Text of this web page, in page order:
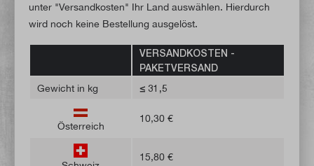
unter "Versandkosten" Ihr Land auswählen. Hierdurch
wird noch keine Bestellung ausgelöst.
VERSANDKOSTEN -
PAKETVERSAND
Gewicht in kg
≤ 31,5
Österreich
10,30 €
15,80 €